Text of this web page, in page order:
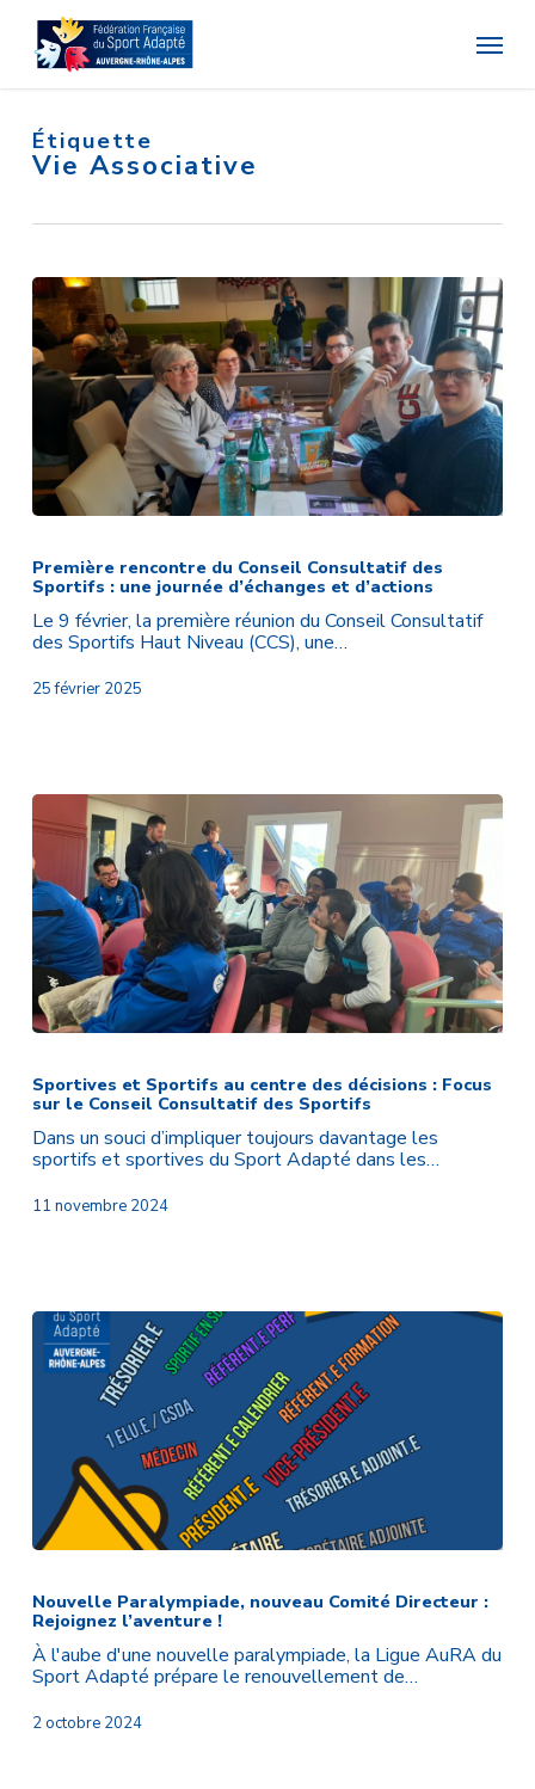
main
content
Menu
Étiquette
Vie Associative
du
Conseil
Consultatif
des
Sportifs
:
une
Première rencontre du Conseil Consultatif des
Sportifs : une journée d’échanges et d’actions
Le 9 février, la première réunion du Conseil Consultatif
des Sportifs Haut Niveau (CCS), une…
25 février 2025
Sportifs
au
centre
des
décisions
Focus
des
Sportifs
Sportives et Sportifs au centre des décisions : Focus
sur le Conseil Consultatif des Sportifs
Dans un souci d’impliquer toujours davantage les
sportifs et sportives du Sport Adapté dans les…
11 novembre 2024
Nouvelle
nouveau
Comité
Directeur
:
Rejoignez
l’aventure
!
Nouvelle Paralympiade, nouveau Comité Directeur :
Rejoignez l’aventure !
À l'aube d'une nouvelle paralympiade, la Ligue AuRA du
Sport Adapté prépare le renouvellement de…
2 octobre 2024